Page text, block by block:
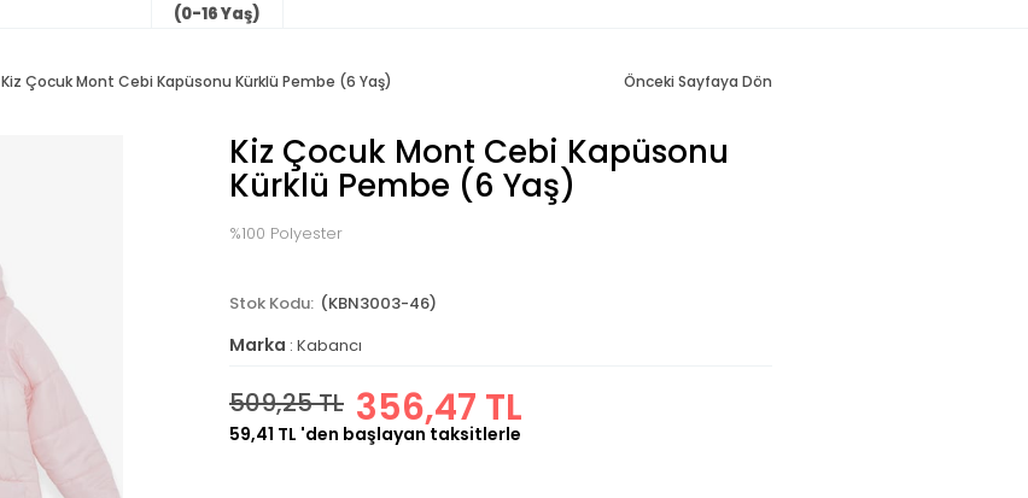
(0-16 Yaş)
Kiz Çocuk Mont Cebi Kapüsonu Kürklü Pembe (6 Yaş) Önceki Sayfaya Dön
Kiz Çocuk Mont Cebi Kapüsonu
Kürklü Pembe (6 Yaş)
%100 Polyester
(KBN3003-46)
Marka : Kabancı
509,25 TL 356,47 TL
59,41 TL 'den başlayan taksitlerle